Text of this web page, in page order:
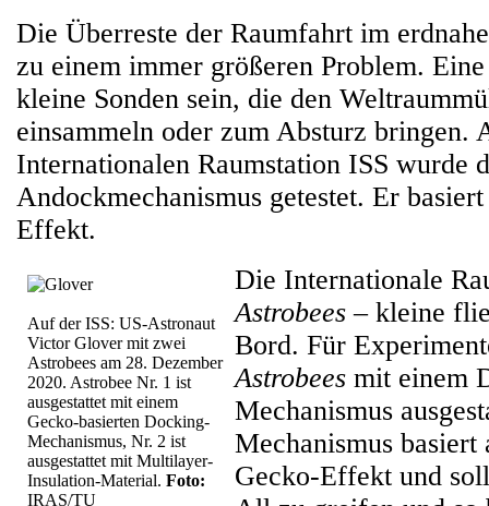
Die Überreste der Raumfahrt im
zu einem immer größeren Problem.
kleine Sonden sein, die den
einsammeln oder zum Absturz bringen.
Internationalen Raumstation ISS wurde
Andockmechanismus getestet. Er
Effekt.
Auf der ISS: US-Astronaut
Victor Glover mit zwei
Astrobees am 28. Dezember
2020. Astrobee Nr. 1 ist
ausgestattet mit einem
Gecko-basierten Docking-
Mechanismus, Nr. 2 ist
ausgestattet mit Multilayer-
Insulation-Material. Foto:
IRAS/TU
Die Internationale
Astrobees – kleine
Bord. Für
Astrobees mit einem
Mechanismus
Mechanismus
Gecko-Effekt und